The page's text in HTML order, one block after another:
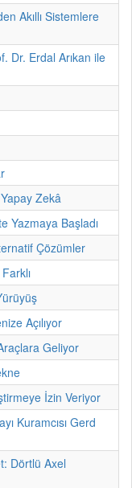
Akıllı Sistemlere
Dr. Erdal Arıkan ile
Zekâ
Yazmaya Başladı
Çözümler
Açılıyor
Geliyor
İzin Veriyor
Kuramcısı Gerd
Dörtlü Axel